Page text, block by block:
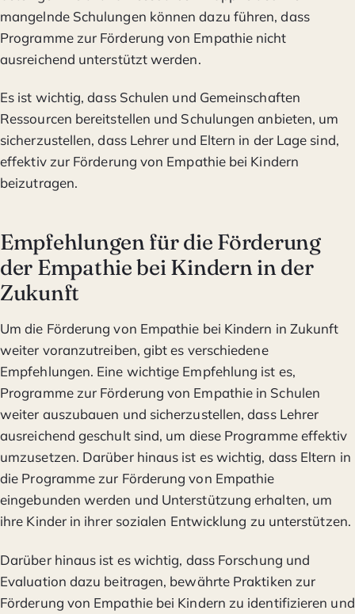
mangelnde Schulungen können dazu führen, dass
Programme zur Förderung von Empathie nicht
ausreichend unterstützt werden.
Es ist wichtig, dass Schulen und Gemeinschaften
Ressourcen bereitstellen und Schulungen anbieten, um
sicherzustellen, dass Lehrer und Eltern in der Lage sind,
effektiv zur Förderung von Empathie bei Kindern
beizutragen.
Empfehlungen für die Förderung
der Empathie bei Kindern in der
Zukunft
Um die Förderung von Empathie bei Kindern in Zukunft
weiter voranzutreiben, gibt es verschiedene
Empfehlungen. Eine wichtige Empfehlung ist es,
Programme zur Förderung von Empathie in Schulen
weiter auszubauen und sicherzustellen, dass Lehrer
ausreichend geschult sind, um diese Programme effektiv
umzusetzen. Darüber hinaus ist es wichtig, dass Eltern in
die Programme zur Förderung von Empathie
eingebunden werden und Unterstützung erhalten, um
ihre Kinder in ihrer sozialen Entwicklung zu unterstützen.
Darüber hinaus ist es wichtig, dass Forschung und
Evaluation dazu beitragen, bewährte Praktiken zur
Förderung von Empathie bei Kindern zu identifizieren und